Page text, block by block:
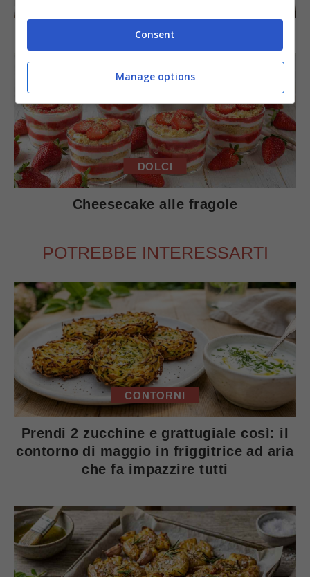
Torta di mele e cioccolato
DOLCI
Cheesecake alle fragole
POTREBBE INTERESSARTI
CONTORNI
Prendi 2 zucchine e grattugiale così: il
contorno di maggio in friggitrice ad aria
che fa impazzire tutti
Consent
Manage options